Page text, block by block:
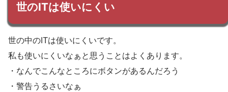
世のITは使いにくい
世の中のITは使いにくいです。
私も使いにくいなぁと思うことはよくあります。
・なんでこんなところにボタンがあるんだろう
・警告うるさいなぁ